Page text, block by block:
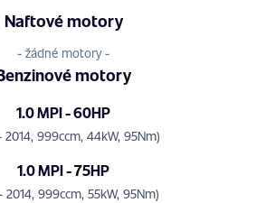
Naftové motory
- žádné motory -
motory
1.0 MPI - 60HP
2014, 999ccm, 44kW, 95Nm)
1.0 MPI - 75HP
2014, 999ccm, 55kW, 95Nm)